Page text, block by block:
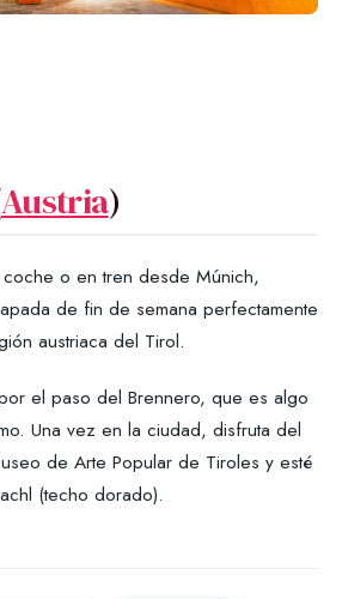
Austria)
o en tren desde Múnich,
de fin de semana perfectamente
austriaca del Tirol.
el paso del Brennero, que es algo
Una vez en la ciudad, disfruta del
de Arte Popular de Tiroles y esté
(techo dorado).